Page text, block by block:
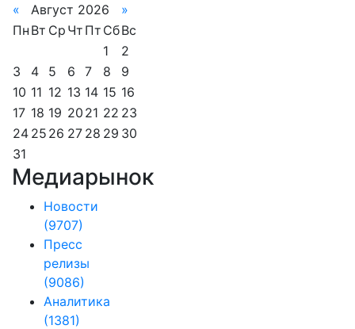
«
Август 2026
»
Пн Вт Ср Чт Пт СбВс
1
2
3
4 5 6 7 8
9
10 11 12 13 14 15 16
17 18 19 20 21 22 23
24 25 26 27 28 29 30
31
Медиарынок
Новости
(9707)
Пресс
релизы
(9086)
Аналитика
(1381)